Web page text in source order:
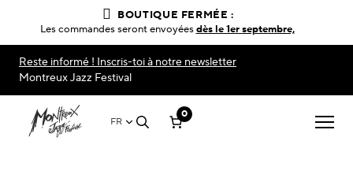
Reste informé ! Inscris-toi à notre newsletter
Montreux Jazz Festival
FR
0
BOUTIQUE FERMÉE :
Les commandes seront envoyéesdès le 1er septembre,